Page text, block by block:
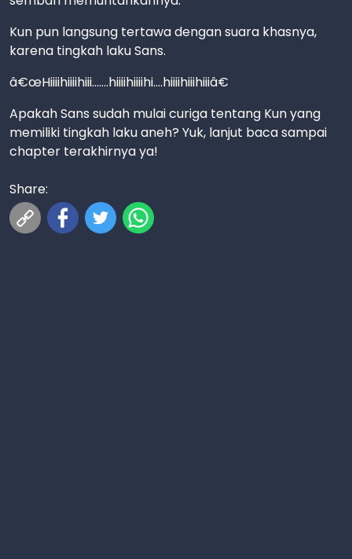
Kun pun langsung tertawa dengan suara khasnya,
karena tingkah laku Sans.
â€œHiiiihiiiihiii.......hiiiihiiiihi....hiiiihiiihiiiâ€
Apakah Sans sudah mulai curiga tentang Kun yang
memiliki tingkah laku aneh? Yuk, lanjut baca sampai
chapter terakhirnya ya!
Share: